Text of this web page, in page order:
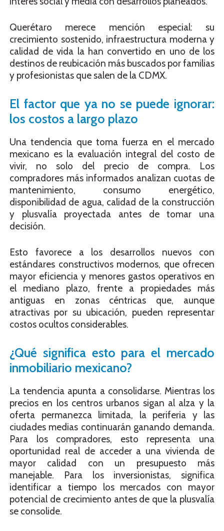
Querétaro merece mención especial: su
crecimiento sostenido, infraestructura moderna y
calidad de vida la han convertido en uno de los
destinos de reubicación más buscados por familias
y profesionistas que salen de la CDMX.
El factor que ya no se puede ignorar:
los costos a largo plazo
Una tendencia que toma fuerza en el mercado
mexicano es la evaluación integral del costo de
vivir, no solo del precio de compra. Los
compradores más informados analizan cuotas de
mantenimiento, consumo energético,
disponibilidad de agua, calidad de la construcción
y plusvalía proyectada antes de tomar una
decisión.
Esto favorece a los desarrollos nuevos con
estándares constructivos modernos, que ofrecen
mayor eficiencia y menores gastos operativos en
el mediano plazo, frente a propiedades más
antiguas en zonas céntricas que, aunque
atractivas por su ubicación, pueden representar
costos ocultos considerables.
¿Qué significa esto para el mercado
inmobiliario mexicano?
La tendencia apunta a consolidarse. Mientras los
precios en los centros urbanos sigan al alza y la
oferta permanezca limitada, la periferia y las
ciudades medias continuarán ganando demanda.
Para los compradores, esto representa una
oportunidad real de acceder a una vivienda de
mayor calidad con un presupuesto más
manejable. Para los inversionistas, significa
identificar a tiempo los mercados con mayor
potencial de crecimiento antes de que la plusvalía
se consolide.